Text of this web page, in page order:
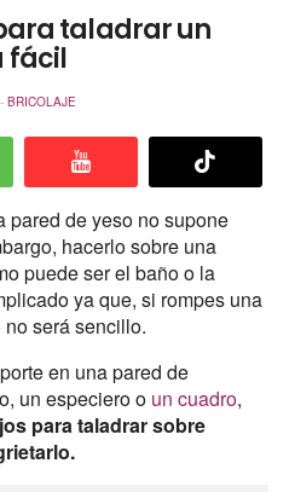
taladrar un
fácil
BRICOLAJE
pared de yeso no supone
hacerlo sobre una
puede ser el baño o la
ya que, si rompes una
será sencillo.
en una pared de
un especiero o un cuadro,
para taladrar sobre